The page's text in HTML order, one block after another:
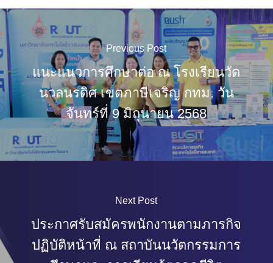
Previous Post
แนะแนวการศึกษาต่อ ณ โรงเรียนวัด
นวลนรดิศ เขตภาษีเจริญ กทม. วัน
จันทร์ที่ 9 มิถุนายน 2568
Next Post
ประกาศรับสมัครพนักงานตามภารกิจ
ปฏิบัติหน้าที่ ณ สถาบันนวัตกรรมการ